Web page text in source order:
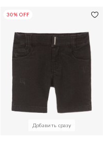
30% OFF
Добавить сразу